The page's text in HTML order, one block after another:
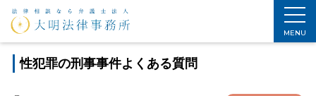
MENU
ホーム > 刑事事件解決法 > 刑事事件よくある質問 性犯罪刑事事件よくある質問
性犯罪の刑事事件よくある質問